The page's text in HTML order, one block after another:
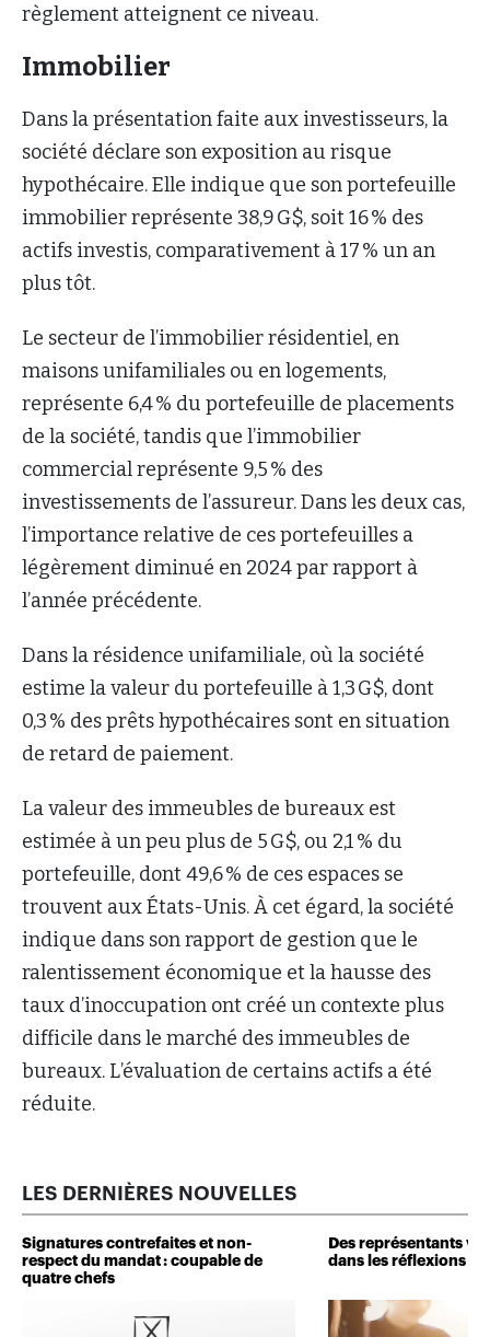
règlement atteignent ce niveau.
Immobilier
Dans la présentation faite aux investisseurs, la
société déclare son exposition au risque
hypothécaire. Elle indique que son portefeuille
immobilier représente 38,9 G$, soit 16 % des
actifs investis, comparativement à 17 % un an
plus tôt.
Le secteur de l’immobilier résidentiel, en
maisons unifamiliales ou en logements,
représente 6,4 % du portefeuille de placements
de la société, tandis que l’immobilier
commercial représente 9,5 % des
investissements de l’assureur. Dans les deux cas,
l’importance relative de ces portefeuilles a
légèrement diminué en 2024 par rapport à
l’année précédente.
Dans la résidence unifamiliale, où la société
estime la valeur du portefeuille à 1,3 G$, dont
0,3 % des prêts hypothécaires sont en situation
de retard de paiement.
La valeur des immeubles de bureaux est
estimée à un peu plus de 5 G$, ou 2,1 % du
portefeuille, dont 49,6 % de ces espaces se
trouvent aux États-Unis. À cet égard, la société
indique dans son rapport de gestion que le
ralentissement économique et la hausse des
taux d’inoccupation ont créé un contexte plus
difficile dans le marché des immeubles de
bureaux. L’évaluation de certains actifs a été
réduite.
LES DERNIÈRES NOUVELLES
Signatures contrefaites et non-
respect du mandat : coupable de
quatre chefs
Des représentants
dans les réflexions de